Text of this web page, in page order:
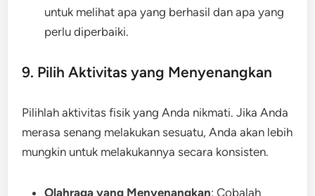
untuk melihat apa yang berhasil dan apa yang
perlu diperbaiki.
9. Pilih Aktivitas yang Menyenangkan
Pilihlah aktivitas fisik yang Anda nikmati. Jika Anda
merasa senang melakukan sesuatu, Anda akan lebih
mungkin untuk melakukannya secara konsisten.
Olahraga yang Menyenangkan: Cobalah